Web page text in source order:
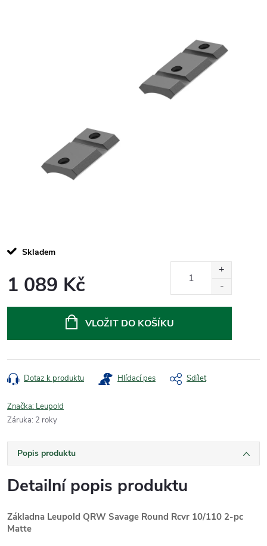
Skladem
1 089 Kč
VLOŽIT DO KOŠÍKU
Dotaz k produktu Hlídací pes Sdílet
Značka: Leupold
Záruka: 2 roky
Popis produktu
Detailní popis produktu
Základna Leupold QRW Savage Round Rcvr 10/110 2-pc
Matte